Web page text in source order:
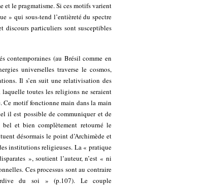
le pragmatisme. Si ces motifs varient
» qui sous-tend l’entièreté du spectre
particuliers sont susceptibles
contemporaines (au Brésil comme en
universelles traverse le cosmos,
Il s’en suit une relativisation des
toutes les religions ne seraient
Ce motif fonctionne main dans la main
il est possible de communiquer et de
et bien complètement retourné le
désormais le point d’Archimède et
institutions religieuses. La « pratique
», soutient l’auteur, n’est « ni
Ces processus sont au contraire
du soi » (p.107). Le couple